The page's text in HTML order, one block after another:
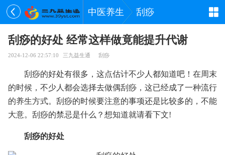
中医养生 刮痧
刮痧的好处 经常这样做竟能提升代谢
2024-12-06 22:57:10 三九益生通 刮痧
刮痧的好处有很多，这点估计不少人都知道吧！在周末
的时候，不少人都会选择去做偶刮痧，这已经成了一种流行
的养生方式。刮痧的时候要注意的事项还是比较多的，不能
大意。刮痧的禁忌是什么？想知道就请看下文!
刮痧的好处